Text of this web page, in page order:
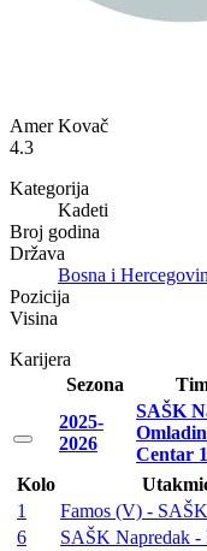
Amer Kovač
4.3
Kategorija
Kadeti
Broj godina
Država
Bosna i
Pozicija
Visina
Karijera
Sezona
2025-
2026
SAŠK
Centar 1
Kolo
1
Famos (V) -
6
SAŠK Napredak -